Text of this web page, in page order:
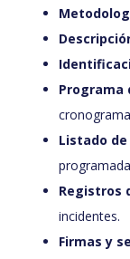
Programa
Listado
Registros
incidentes.
Firmas y